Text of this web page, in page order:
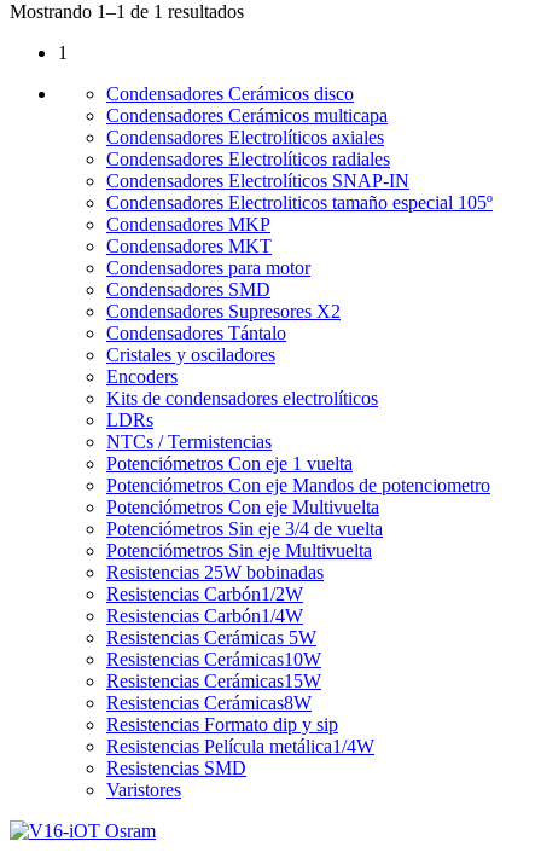
Mostrando 1–1 de 1 resultados
1
Condensadores Cerámicos disco
Condensadores Cerámicos multicapa
Condensadores Electrolíticos axiales
Condensadores Electrolíticos radiales
Condensadores Electrolíticos SNAP-IN
Condensadores Electroliticos tamaño especial 105º
Condensadores MKP
Condensadores MKT
Condensadores para motor
Condensadores SMD
Condensadores Supresores X2
Condensadores Tántalo
Cristales y osciladores
Encoders
Kits de condensadores electrolíticos
LDRs
NTCs / Termistencias
Potenciómetros Con eje 1 vuelta
Potenciómetros Con eje Mandos de potenciometro
Potenciómetros Con eje Multivuelta
Potenciómetros Sin eje 3/4 de vuelta
Potenciómetros Sin eje Multivuelta
Resistencias 25W bobinadas
Resistencias Carbón1/2W
Resistencias Carbón1/4W
Resistencias Cerámicas 5W
Resistencias Cerámicas10W
Resistencias Cerámicas15W
Resistencias Cerámicas8W
Resistencias Formato dip y sip
Resistencias Película metálica1/4W
Resistencias SMD
Varistores